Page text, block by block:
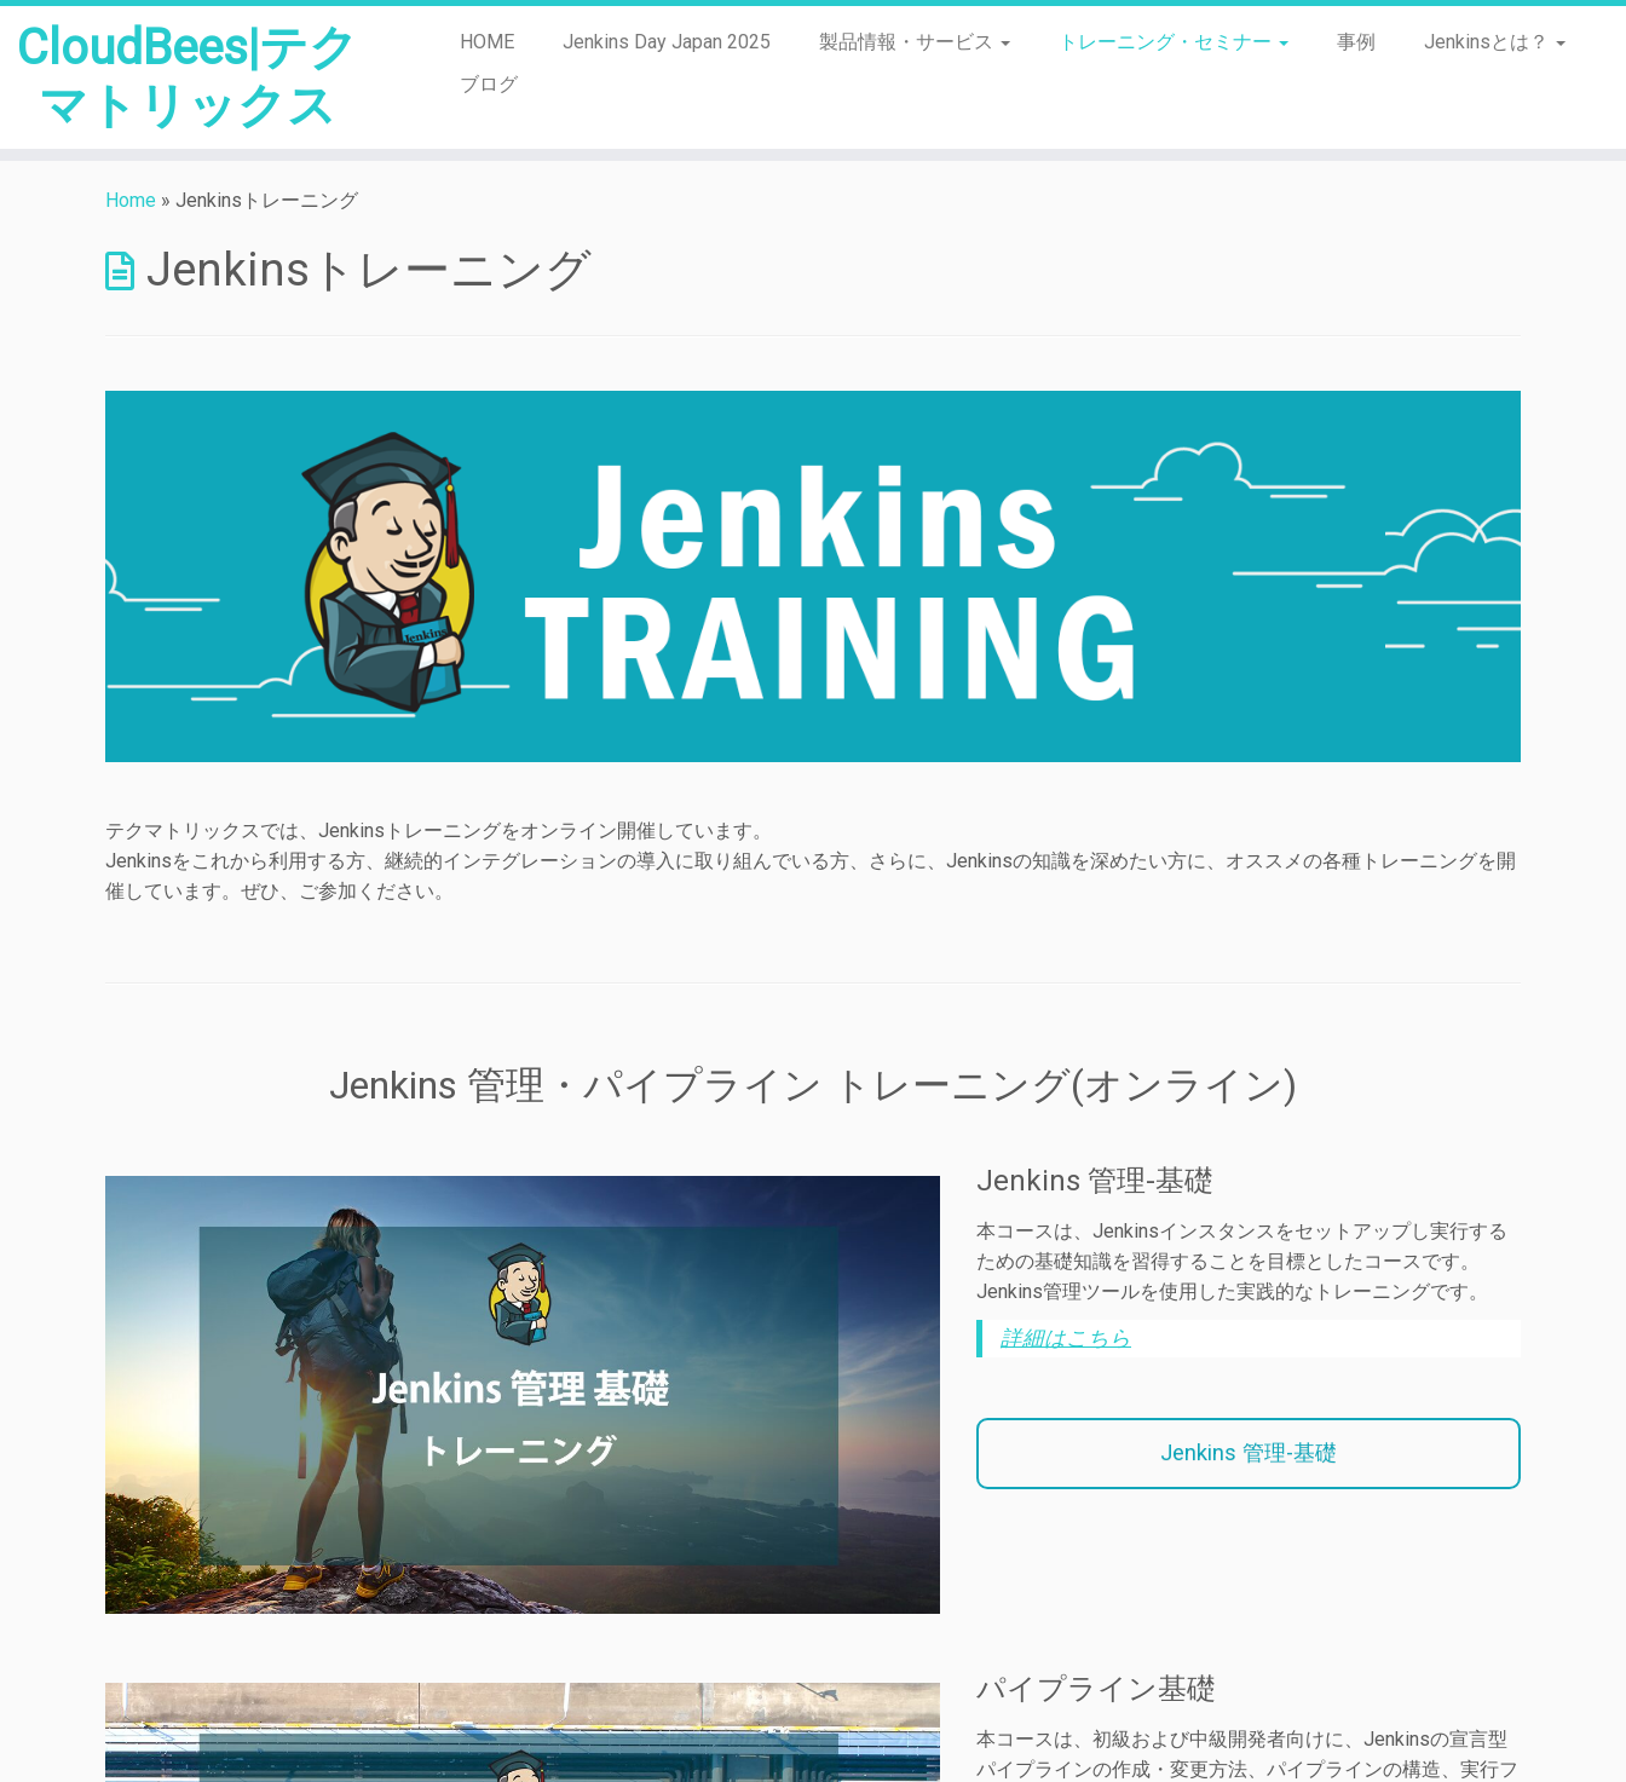
CloudBees|テク
マトリックス
HOME Jenkins Day Japan 2025 製品情報・サービス トレーニング・セミナー 事例
Jenkinsとは？
ブログ
Home » Jenkinsトレーニング
Jenkinsトレーニング
テクマトリックスでは、Jenkinsトレーニングをオンライン開催しています。
Jenkinsをこれから利用する方、継続的インテグレーションの導入に取り組んでいる方、さらに、Jenkinsの知識を深めたい方に、オススメの各種トレーニングを開
催しています。ぜひ、ご参加ください。
Jenkins 管理・パイプライン トレーニング(オンライン)
Jenkins 管理-基礎
本コースは、Jenkinsインスタンスをセットアップし実行する
ための基礎知識を習得することを目標としたコースです。
Jenkins管理ツールを使用した実践的なトレーニングです。
詳細はこちら
Jenkins 管理-基礎
パイプライン基礎
本コースは、初級および中級開発者向けに、Jenkinsの宣言型
パイプラインの作成・変更方法、パイプラインの構造、実行フ